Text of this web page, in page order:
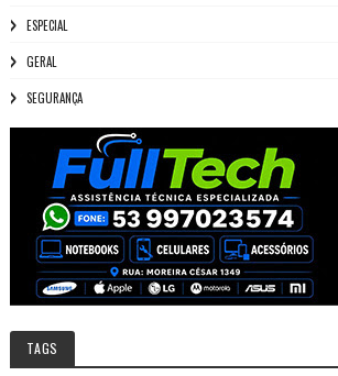
ESPECIAL
GERAL
SEGURANÇA
TAGS